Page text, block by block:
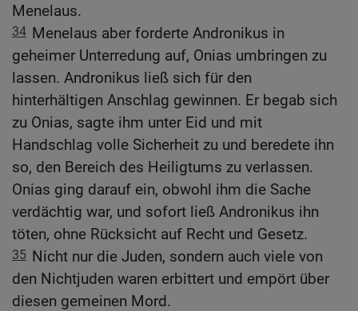
Menelaus.
34 Menelaus aber forderte Andronikus in
geheimer Unterredung auf, Onias umbringen zu
lassen. Andronikus ließ sich für den
hinterhältigen Anschlag gewinnen. Er begab sich
zu Onias, sagte ihm unter Eid und mit
Handschlag volle Sicherheit zu und beredete ihn
so, den Bereich des Heiligtums zu verlassen.
Onias ging darauf ein, obwohl ihm die Sache
verdächtig war, und sofort ließ Andronikus ihn
töten, ohne Rücksicht auf Recht und Gesetz.
35 Nicht nur die Juden, sondern auch viele von
den Nichtjuden waren erbittert und empört über
diesen gemeinen Mord.